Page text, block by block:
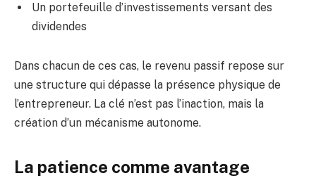
Un portefeuille d’investissements versant des
dividendes
Dans chacun de ces cas, le revenu passif repose sur
une structure qui dépasse la présence physique de
l’entrepreneur. La clé n’est pas l’inaction, mais la
création d’un mécanisme autonome.
La patience comme avantage